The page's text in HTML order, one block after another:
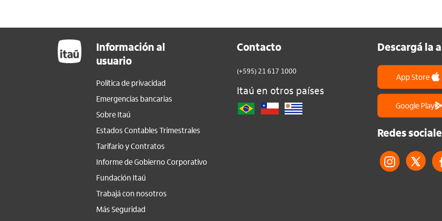
Información al
usuario
Política de privacidad
Emergencias bancarias
Sobre Itaú
Estados Contables Trimestrales
Tarifario y Contratos
Informe de Gobierno Corporativo
Fundación Itaú
Trabajá con nosotros
Más Seguridad
Contacto
(+595) 21 617 1000
Itaú en otros países
Descargá la
App Store
Google Play
Redes